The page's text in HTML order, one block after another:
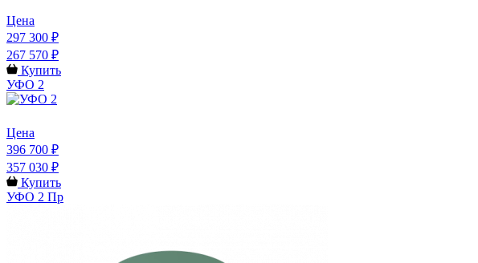
Цена
297 300 ₽
267 570 ₽
Купить
УФО 2
Цена
396 700 ₽
357 030 ₽
Купить
УФО 2 Пр